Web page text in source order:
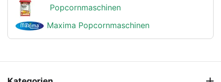
Popcornmaschinen
Maxima Popcornmaschinen